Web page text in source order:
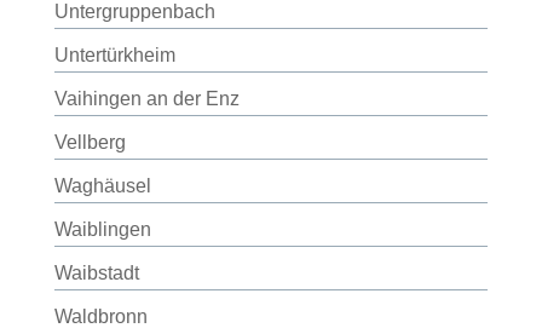
Untergruppenbach
Untertürkheim
Vaihingen an der Enz
Vellberg
Waghäusel
Waiblingen
Waibstadt
Waldbronn